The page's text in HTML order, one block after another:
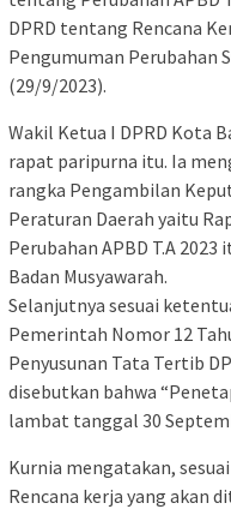
DPRD tentang Rencana
Pengumuman Perubahan
(29/9/2023).
Wakil Ketua I DPRD Kota
rapat paripurna itu. Ia
rangka Pengambilan
Peraturan Daerah yaitu
Perubahan APBD T.A
Badan Musyawarah.
Selanjutnya sesuai
Pemerintah Nomor 12
Penyusunan Tata Tertib
disebutkan bahwa
lambat tanggal 30
Kurnia mengatakan,
Rencana kerja yang akan